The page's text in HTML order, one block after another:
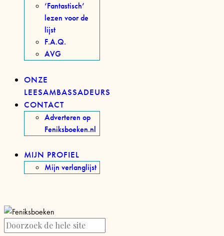
‘Fantastisch’
lezen voor de
lijst
F.A.Q.
AVG
ONZE
LEESAMBASSADEURS
CONTACT
Adverteren op
Feniksboeken.nl
MIJN PROFIEL
Mijn verlanglijst